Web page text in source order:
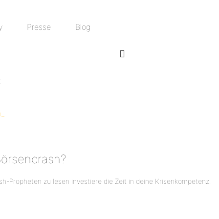
Presse Blog
Propheten zu lesen investiere die Zeit in deine Krisenkompetenz.